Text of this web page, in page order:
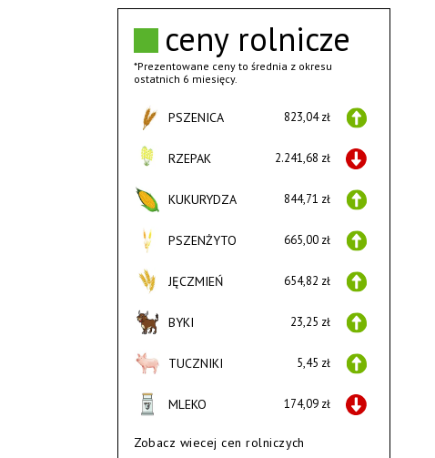
ceny rolnicze
*Prezentowane ceny to średnia z okresu
ostatnich 6 miesięcy.
PSZENICA 823,04 zł
RZEPAK 2.241,68 zł
KUKURYDZA 844,71 zł
PSZENŻYTO 665,00 zł
JĘCZMIEŃ 654,82 zł
BYKI 23,25 zł
TUCZNIKI 5,45 zł
MLEKO 174,09 zł
Zobacz wiecej cen rolniczych